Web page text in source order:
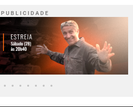
P U B L I C I D A D E